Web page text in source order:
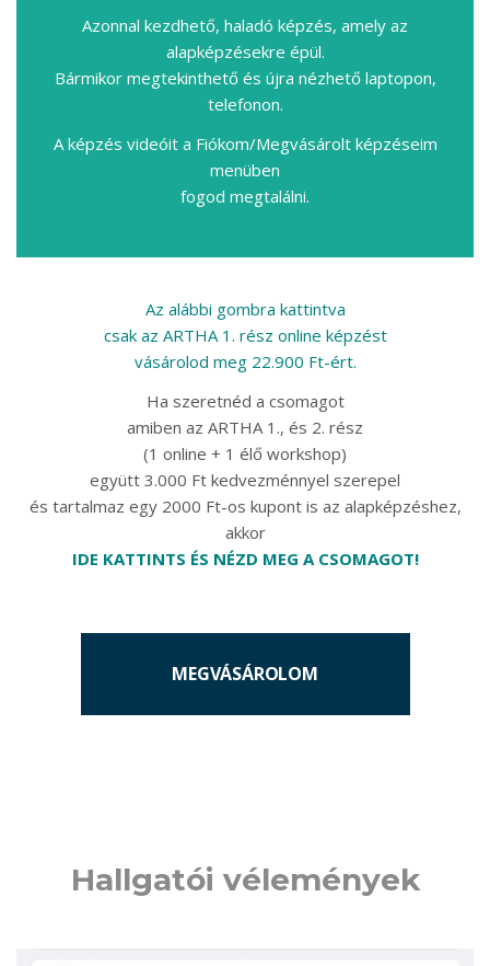
Azonnal kezdhető, haladó képzés, amely az
alapképzésekre épül.
Bármikor megtekinthető és újra nézhető laptopon,
telefonon.
A képzés videóit a Fiókom/Megvásárolt képzéseim
menüben
fogod megtalálni.
Az alábbi gombra kattintva
csak az ARTHA 1. rész online képzést
vásárolod meg 22.900 Ft-ért.
Ha szeretnéd a csomagot
amiben az ARTHA 1., és 2. rész
(1 online + 1 élő workshop)
együtt 3.000 Ft kedvezménnyel szerepel
és tartalmaz egy 2000 Ft-os kupont is az alapképzéshez,
akkor
IDE KATTINTS ÉS NÉZD MEG A CSOMAGOT!
MEGVÁSÁROLOM
Hallgatói vélemények